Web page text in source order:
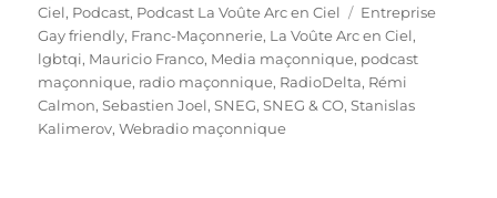
le
Ciel, Podcast, Podcast La Voûte Arc en Ciel Étiquettes
Entreprise
Gay friendly, Franc-Maçonnerie, La Voûte Arc en Ciel,
lgbtqi, Mauricio Franco, Media maçonnique, podcast
maçonnique, radio maçonnique, RadioDelta, Rémi
Calmon,Sebastien Joel,SNEG,SNEG & CO,Stanislas
Kalimerov,Webradio maçonnique